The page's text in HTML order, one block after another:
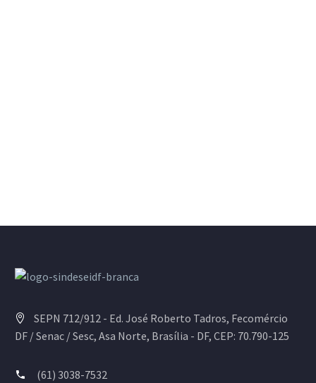
SEPN 712/912 - Ed. José Roberto Tadros, Fecomércio
DF / Senac / Sesc, Asa Norte, Brasília - DF, CEP: 70.790-125
(61) 3038-7532